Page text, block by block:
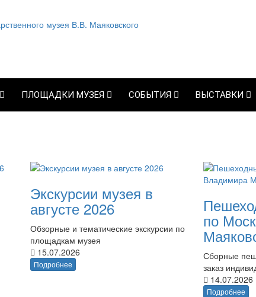
ПЛОЩАДКИ МУЗЕЯ СОБЫТИЯ ВЫСТАВКИ
Экскурсии музея в
августе 2026
Обзорные и тематические экскурсии по
площадкам музея
15.07.2026
Подробнее
по
Сборные
заказ
14.07.2026
Подробнее